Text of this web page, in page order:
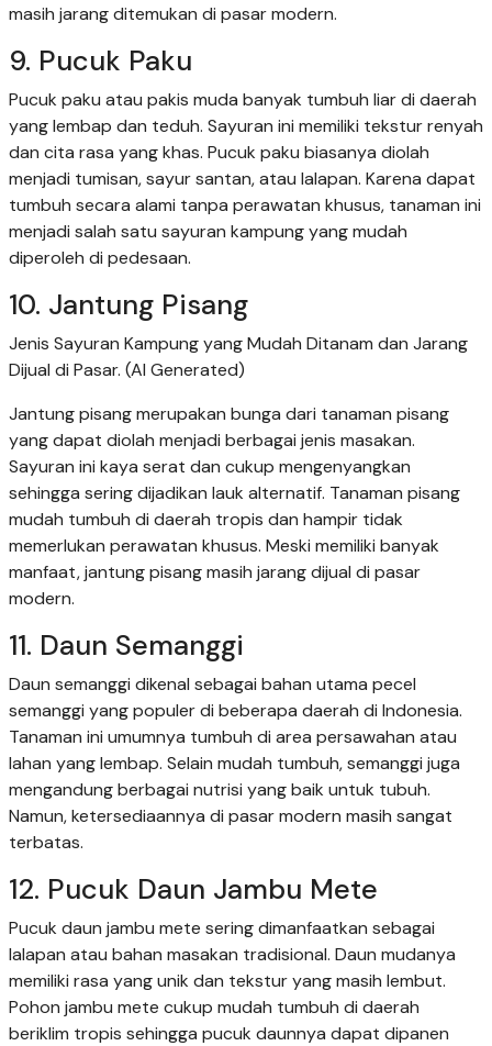
masih jarang ditemukan di pasar modern.
9. Pucuk Paku
Pucuk paku atau pakis muda banyak tumbuh liar di daerah
yang lembap dan teduh. Sayuran ini memiliki tekstur renyah
dan cita rasa yang khas. Pucuk paku biasanya diolah
menjadi tumisan, sayur santan, atau lalapan. Karena dapat
tumbuh secara alami tanpa perawatan khusus, tanaman ini
menjadi salah satu sayuran kampung yang mudah
diperoleh di pedesaan.
10. Jantung Pisang
Jenis Sayuran Kampung yang Mudah Ditanam dan Jarang
Dijual di Pasar. (AI Generated)
Jantung pisang merupakan bunga dari tanaman pisang
yang dapat diolah menjadi berbagai jenis masakan.
Sayuran ini kaya serat dan cukup mengenyangkan
sehingga sering dijadikan lauk alternatif. Tanaman pisang
mudah tumbuh di daerah tropis dan hampir tidak
memerlukan perawatan khusus. Meski memiliki banyak
manfaat, jantung pisang masih jarang dijual di pasar
modern.
11. Daun Semanggi
Daun semanggi dikenal sebagai bahan utama pecel
semanggi yang populer di beberapa daerah di Indonesia.
Tanaman ini umumnya tumbuh di area persawahan atau
lahan yang lembap. Selain mudah tumbuh, semanggi juga
mengandung berbagai nutrisi yang baik untuk tubuh.
Namun, ketersediaannya di pasar modern masih sangat
terbatas.
12. Pucuk Daun Jambu Mete
Pucuk daun jambu mete sering dimanfaatkan sebagai
lalapan atau bahan masakan tradisional. Daun mudanya
memiliki rasa yang unik dan tekstur yang masih lembut.
Pohon jambu mete cukup mudah tumbuh di daerah
beriklim tropis sehingga pucuk daunnya dapat dipanen